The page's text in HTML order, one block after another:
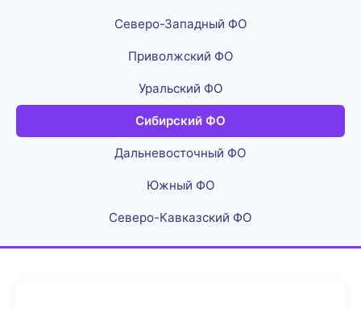
Северо-Западный ФО
Приволжский ФО
Уральский ФО
Сибирский ФО
Дальневосточный ФО
Южный ФО
Северо-Кавказский ФО